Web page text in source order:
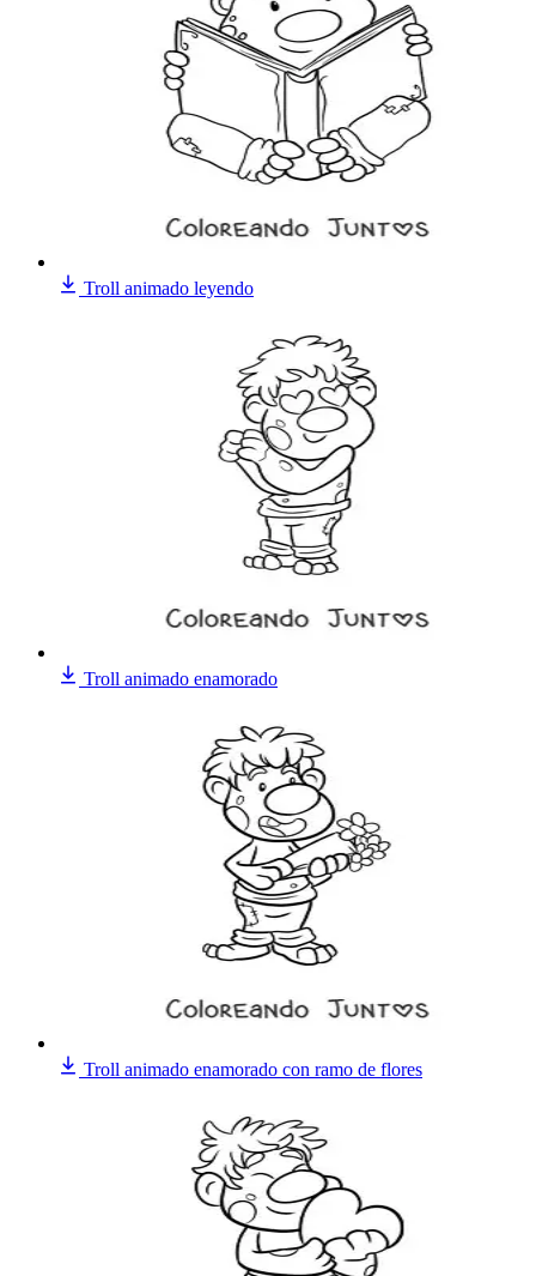
Troll animado leyendo
Troll animado enamorado
Troll animado enamorado con ramo de flores